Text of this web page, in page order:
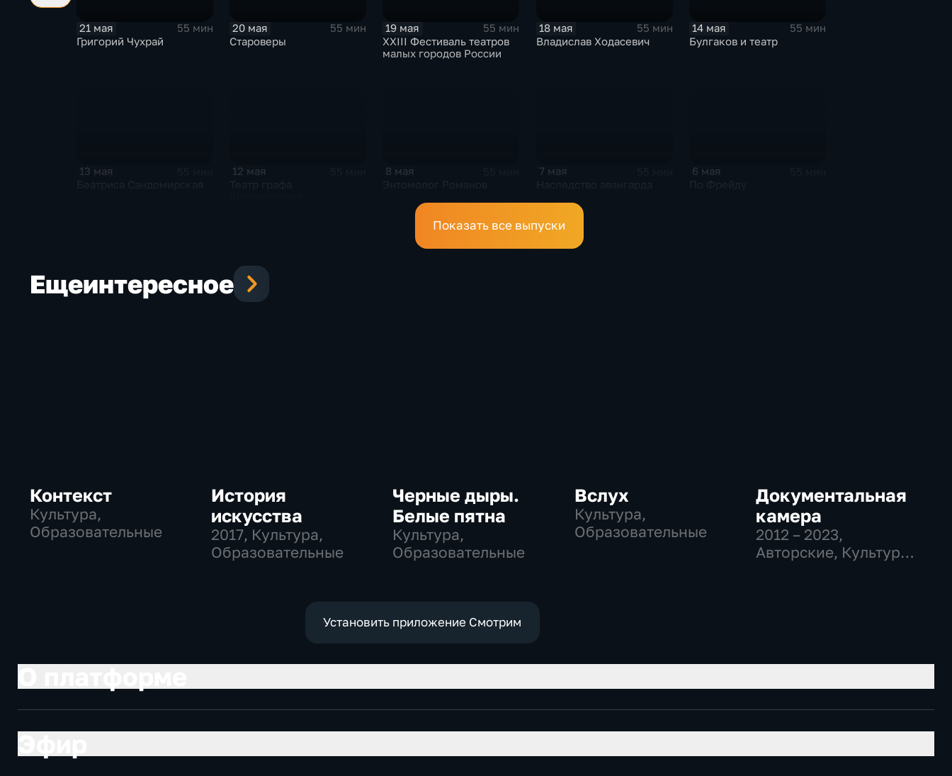
21 мая
55 мин
Григорий Чухрай
20 мая
55 мин
Староверы
19 мая
55 мин
XXIII Фестиваль театров
малых городов России
18 мая
55 мин
Владислав Ходасевич
14 мая
55 мин
Булгаков и театр
13 мая 12 мая 8 мая 7 мая 6 мая
Показать все выпуски
Ещеинтересное
Контекст
Культура,
Образовательные
История
искусства
2017, Культура,
Образовательные
Черные дыры.
Белые пятна
Культура,
Образовательные
Вслух
Культура,
Образовательные
Документальная
камера
2012 – 2023,
Авторские, Культура,
Установить приложение Смотрим